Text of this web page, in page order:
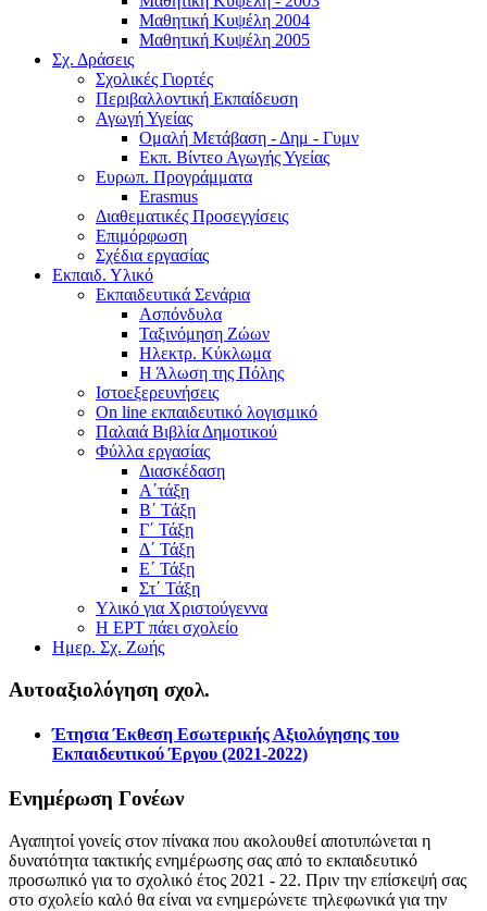
Μαθητική Κυψέλη 2004
Μαθητική Κυψέλη 2005
Σχ. Δράσεις
Σχολικές Γιορτές
Περιβαλλοντική Εκπαίδευση
Αγωγή Υγείας
Ομαλή Μετάβαση - Δημ - Γυμν
Εκπ. Βίντεο Αγωγής Υγείας
Ευρωπ. Προγράμματα
Erasmus
Διαθεματικές Προσεγγίσεις
Επιμόρφωση
Σχέδια εργασίας
Εκπαιδ. Υλικό
Εκπαιδευτικά Σενάρια
Ασπόνδυλα
Ταξινόμηση Ζώων
Ηλεκτρ. Κύκλωμα
Η Άλωση της Πόλης
Ιστοεξερευνήσεις
On line εκπαιδευτικό λογισμικό
Παλαιά Βιβλία Δημοτικού
Φύλλα εργασίας
Διασκέδαση
Α΄τάξη
Β΄ Τάξη
Γ΄ Τάξη
Δ΄ Τάξη
Ε΄ Τάξη
Στ΄ Τάξη
Υλικό για Χριστούγεννα
Η ΕΡΤ πάει σχολείο
Ημερ. Σχ. Ζωής
Αυτοαξιολόγηση σχολ.
Έτησια Έκθεση Εσωτερικής Αξιολόγησης του
Εκπαιδευτικού Έργου (2021-2022)
Ενημέρωση Γονέων
Αγαπητοί γονείς στον πίνακα που ακολουθεί αποτυπώνεται η
δυνατότητα τακτικής ενημέρωσης σας από το εκπαιδευτικό
προσωπικό για το σχολικό έτος 2021 - 22. Πριν την επίσκεψή σας
στο σχολείο καλό θα είναι να ενημερώνετε τηλεφωνικά για την